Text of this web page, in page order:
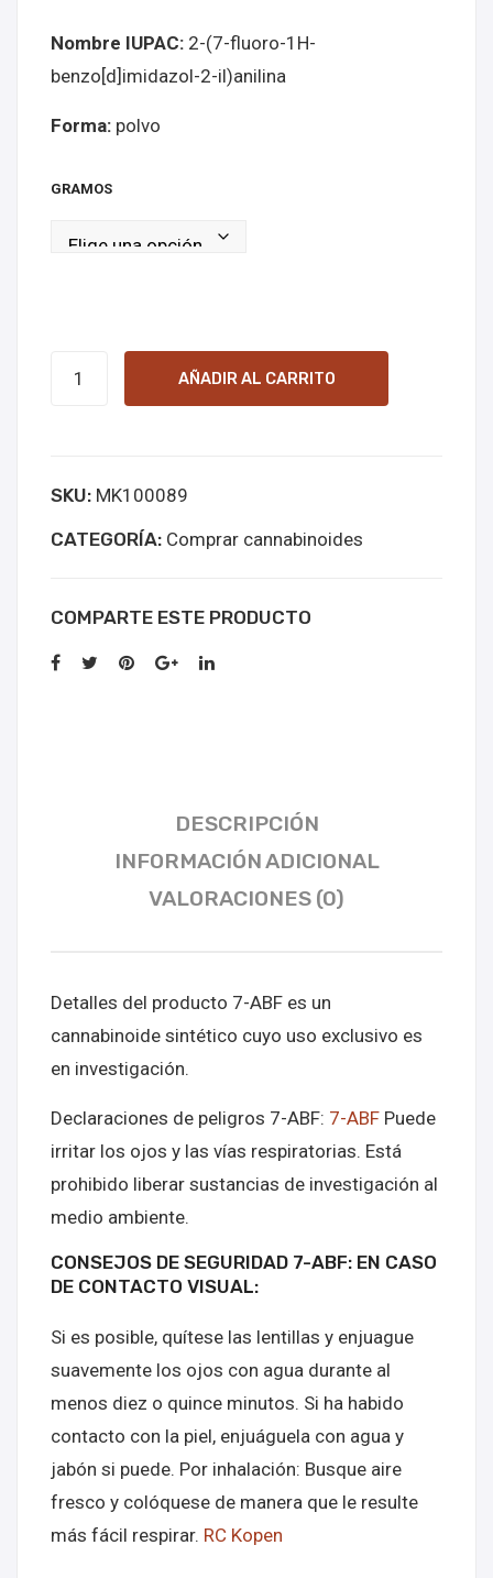
Nombre IUPAC: 2-(7-fluoro-1H-
benzo[d]imidazol-2-il)anilina
Forma: polvo
GRAMOS
cantidad
AÑADIR AL CARRITO
SKU: MK100089
CATEGORÍA: Comprar cannabinoides
COMPARTE ESTE PRODUCTO
DESCRIPCIÓN
INFORMACIÓN ADICIONAL
VALORACIONES (0)
Detalles del producto 7-ABF es un
cannabinoide sintético cuyo uso exclusivo es
en investigación.
Declaraciones de peligros 7-ABF: 7-ABF Puede
irritar los ojos y las vías respiratorias. Está
prohibido liberar sustancias de investigación al
medio ambiente.
CONSEJOS DE SEGURIDAD 7-ABF: EN CASO
DE CONTACTO VISUAL:
Si es posible, quítese las lentillas y enjuague
suavemente los ojos con agua durante al
menos diez o quince minutos. Si ha habido
contacto con la piel, enjuáguela con agua y
jabón si puede. Por inhalación: Busque aire
fresco y colóquese de manera que le resulte
más fácil respirar. RC Kopen